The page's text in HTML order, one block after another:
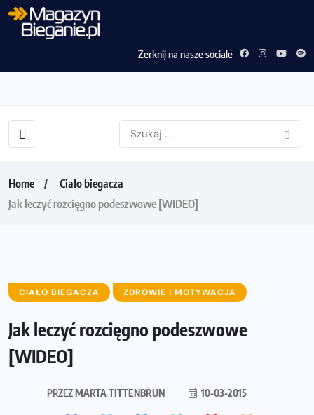
Zerknij na nasze sociale
Home
Ciało biegacza
Jak leczyć rozcięgno podeszwowe [WIDEO]
CIAŁO BIEGACZA ZDROWIE I MOTYWACJA
Jak leczyć rozcięgno podeszwowe
[WIDEO]
PRZEZMARTA TITTENBRUN 10-03-2015